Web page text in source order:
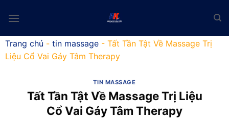
Trang chủ - tin massage - Tất Tần Tật Về Massage Trị
Liệu Cổ Vai Gáy Tâm Therapy
TIN MASSAGE
Tất Tần Tật Về Massage Trị Liệu
Cổ Vai Gáy Tâm Therapy